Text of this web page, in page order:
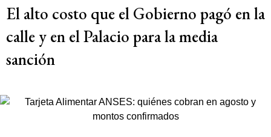
El alto costo que el Gobierno pagó en la
calle y en el Palacio para la media
sanción